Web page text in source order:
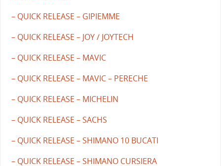
– QUICK RELEASE – GIPIEMME
– QUICK RELEASE – JOY / JOYTECH
– QUICK RELEASE – MAVIC
– QUICK RELEASE – MAVIC – PERECHE
– QUICK RELEASE – MICHELIN
– QUICK RELEASE – SACHS
– QUICK RELEASE – SHIMANO 10 BUCATI
– QUICK RELEASE – SHIMANO CURSIERA